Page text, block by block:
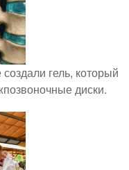
гель, который
диски.